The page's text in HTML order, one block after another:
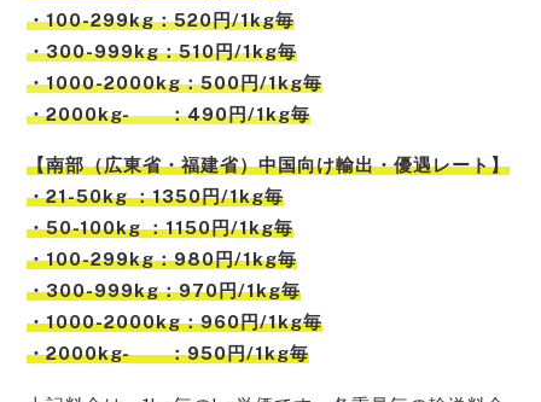
・100-299kg：520円/1kg毎
・300-999kg：510円/1kg毎
・1000-2000kg：500円/1kg毎
・2000kg- ：490円/1kg毎
【南部（広東省・福建省）中国向け輸出・優遇レート】
・21-50kg ：1350円/1kg毎
・50-100kg ：1150円/1kg毎
・100-299kg：980円/1kg毎
・300-999kg：970円/1kg毎
・1000-2000kg：960円/1kg毎
・2000kg- ：950円/1kg毎